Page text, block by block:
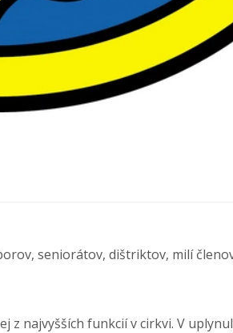
seniorátov, dištriktov, milí
najvyšších funkcií v cirkvi. V